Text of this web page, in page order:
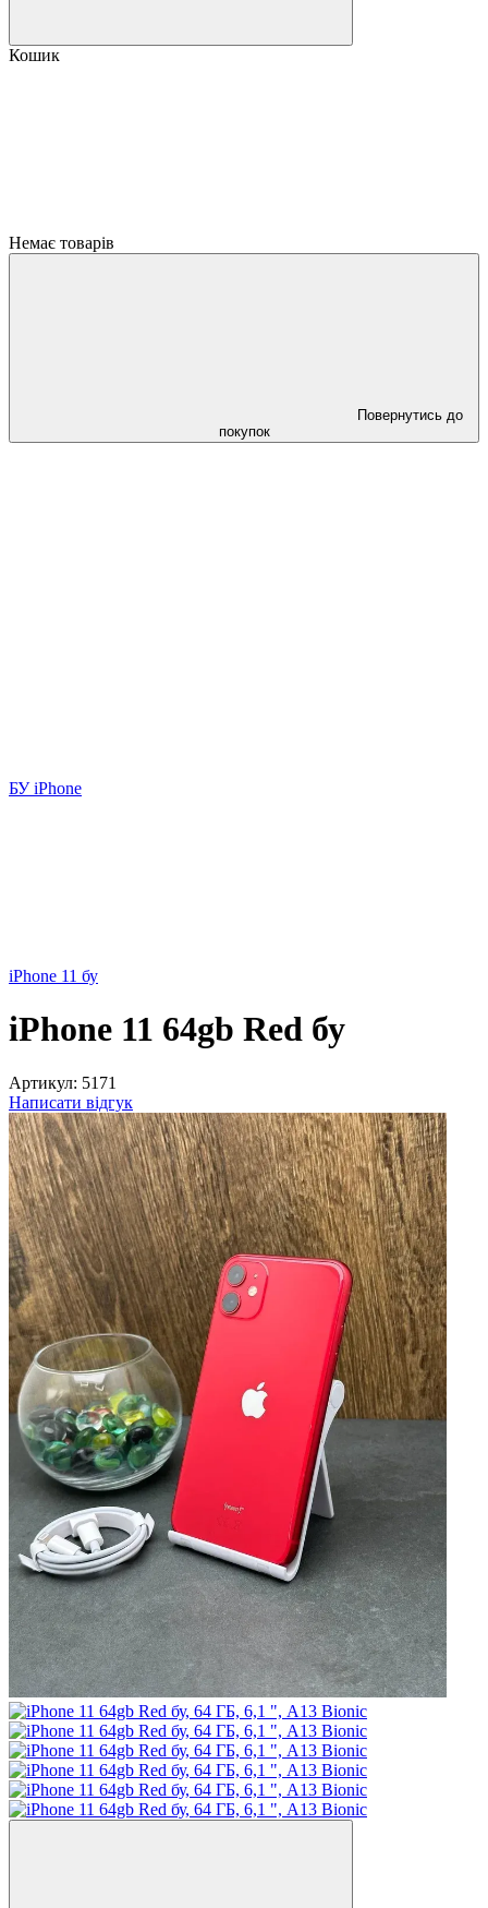
Кошик
Немає товарів
Повернутись до
покупок
БУ iPhone
iPhone 11 бу
iPhone 11 64gb Red бу
Артикул: 5171
Написати відгук